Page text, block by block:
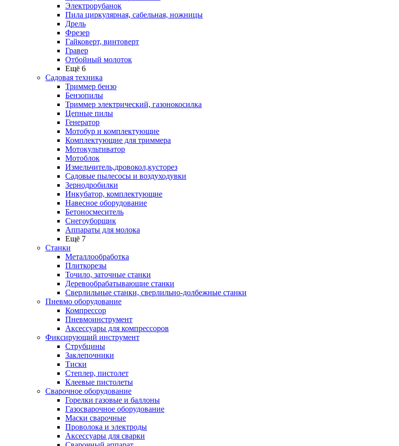
Электрорубанок
Пила циркулярная, сабельная, ножницы
Дрель
Фрезер
Гайковерт, винтоверт
Гравер
Отбойный молоток
Ещё 6
Садовая техника
Триммер бензо
Бензопилы
Триммер электрический, газонокосилка
Цепные пилы
Генератор
Мотобур и комплектующие
Комплектующие для триммера
Мотокультиватор
Мотоблок
Измельчитель,дровокол,кусторез
Садовые пылесосы и воздуходувки
Зернодробилки
Инкубатор, комплектующие
Навесное оборудование
Бетоносмеситель
Снегоуборщик
Аппараты для молока
Ещё 7
Станки
Металлообработка
Плиткорезы
Точило, заточные станки
Деревообрабатывающие станки
Сверлильные станки, сверлильно-долбежные станки
Пневмо оборудование
Компрессор
Пневмоинструмент
Аксессуары для компрессоров
Фиксирующий инструмент
Струбцины
Заклепочники
Тиски
Степлер, пистолет
Клеевые пистолеты
Сварочное оборудование
Горелки газовые и баллоны
Газосварочное оборудование
Маски сварочные
Проволока и электроды
Аксессуары для сварки